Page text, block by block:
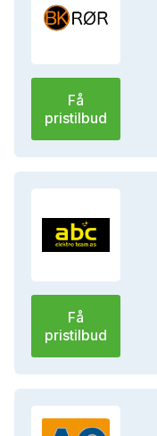
Få
pristilbud
Få
pristilbud